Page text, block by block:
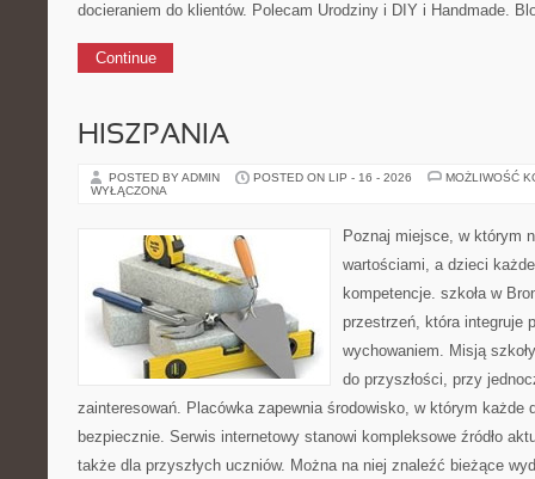
docieraniem do klientów. Polecam Urodziny i DIY i Handmade.
Continue
HISZPANIA
POSTED BY ADMIN POSTED ON LIP - 16 - 2026
MOŻLIWOŚĆ
WYŁĄCZONA
Poznaj miejsce, w którym
wartościami, a dzieci
kompetencje. szkoła w
przestrzeń, która integruje
wychowaniem. Misją
do przyszłości, przy
zainteresowań. Placówka zapewnia środowisko, w którym każde
bezpiecznie. Serwis internetowy stanowi kompleksowe źródło
także dla przyszłych uczniów. Można na niej znaleźć bieżące